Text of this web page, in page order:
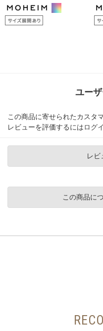
ユー
この商品に寄せられたカスタ
レビューを評価するにはログ
レビ
この商品に